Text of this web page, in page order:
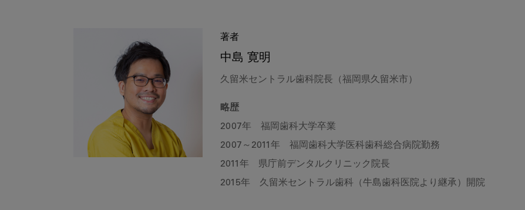
著者
中島 寛明
久留米セントラル歯科院長（福岡県久留米市）
略歴
2007年 福岡歯科大学卒業
2007～2011年 福岡歯科大学医科歯科総合病院勤務
2011年 県庁前デンタルクリニック院長
2015年 久留米セントラル歯科（牛島歯科医院より継承）開院